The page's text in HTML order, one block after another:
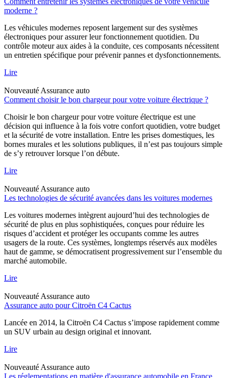
moderne ?
Les véhicules modernes reposent largement sur des systèmes
électroniques pour assurer leur fonctionnement quotidien. Du
contrôle moteur aux aides à la conduite, ces composants nécessitent
un entretien spécifique pour prévenir pannes et dysfonctionnements.
Lire
Nouveauté Assurance auto
Comment choisir le bon chargeur pour votre voiture électrique ?
Choisir le bon chargeur pour votre voiture électrique est une
décision qui influence à la fois votre confort quotidien, votre budget
et la sécurité de votre installation. Entre les prises domestiques, les
bornes murales et les solutions publiques, il n’est pas toujours simple
de s’y retrouver lorsque l’on débute.
Lire
Nouveauté Assurance auto
Les technologies de sécurité avancées dans les voitures modernes
Les voitures modernes intègrent aujourd’hui des technologies de
sécurité de plus en plus sophistiquées, conçues pour réduire les
risques d’accident et protéger les occupants comme les autres
usagers de la route. Ces systèmes, longtemps réservés aux modèles
haut de gamme, se démocratisent progressivement sur l’ensemble du
marché automobile.
Lire
Nouveauté Assurance auto
Assurance auto pour Citroën C4 Cactus
Lancée en 2014, la Citroën C4 Cactus s’impose rapidement comme
un SUV urbain au design original et innovant.
Lire
Nouveauté Assurance auto
Les réglementations en matière d'assurance automobile en France